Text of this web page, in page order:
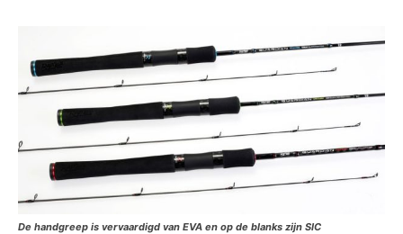
De handgreep is vervaardigd van EVA en op de blanks zijn SIC